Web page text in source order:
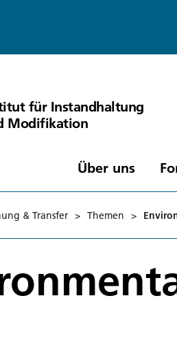
für Instandhaltung
Modifikation
Über uns
& Transfer > Themen >